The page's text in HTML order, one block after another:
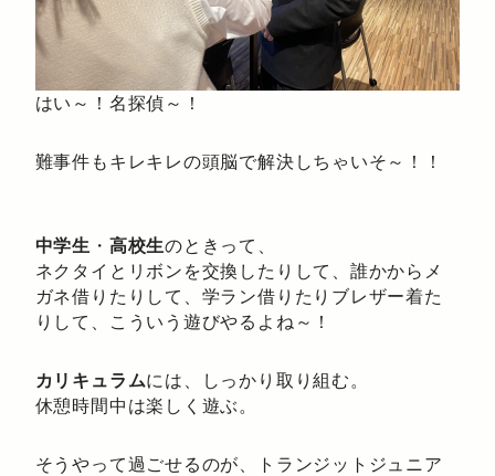
はい～！名探偵～！
難事件もキレキレの頭脳で解決しちゃいそ～！！
中学生 ・ 高校生のときって、
ネクタイとリボンを交換したりして、誰かからメ
ガネ借りたりして、学ラン借りたりブレザー着た
りして、こういう遊びやるよね～！
カリキュラムには、しっかり取り組む。
休憩時間中は楽しく遊ぶ。
そうやって過ごせるのが、トランジットジュニア